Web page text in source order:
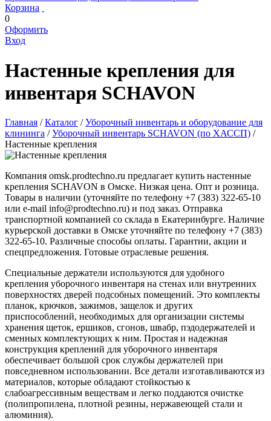
Корзина
0
Оформить
Вход
Настенные крепления для
инвентаря SCHAVON
Главная / Каталог / Уборочный инвентарь и оборудование для
клининга / Уборочный инвентарь SCHAVON (по ХАССП) /
Настенные крепления
Компания omsk.prodtechno.ru предлагает купить настенные
крепления SCHAVON в Омске. Низкая цена. Опт и розница.
Товары в наличии (уточняйте по телефону +7 (383) 322-65-10
или e-mail info@prodtechno.ru) и под заказ. Отправка
транспортной компанией со склада в Екатеринбурге. Наличие
курьерской доставки в Омске уточняйте по телефону +7 (383)
322-65-10. Различные способы оплаты. Гарантии, акции и
спецпредложения. Готовые отраслевые решения.
Специальные держатели используются для удобного
крепления уборочного инвентаря на стенах или внутренних
поверхностях дверей подсобных помещений. Это комплекты
планок, крючков, зажимов, защелок и других
приспособлений, необходимых для организации системы
хранения щеток, ершиков, сгонов, швабр, пэдодержателей и
сменных комплектующих к ним. Простая и надежная
конструкция креплений для уборочного инвентаря
обеспечивает большой срок службы держателей при
повседневном использовании. Все детали изготавливаются из
материалов, которые обладают стойкостью к
слабоагрессивным веществам и легко поддаются очистке
(полипропилена, плотной резины, нержавеющей стали и
алюминия).